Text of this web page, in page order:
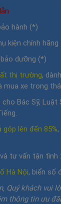
hành (*)
kiện chính hãng
dưỡng (*)
thị trường,
mua xe trong
Bác Sỹ, Luật
góp lên đến 85%,
và tư vấn tận tình
Hà Nội, biển số
Quý khách vui
thông tin ưu